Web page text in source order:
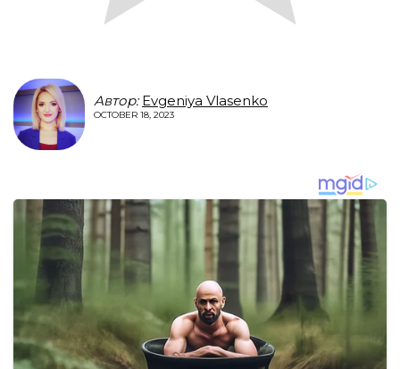
Автор: Evgeniya Vlasenko
OCTOBER 18, 2023